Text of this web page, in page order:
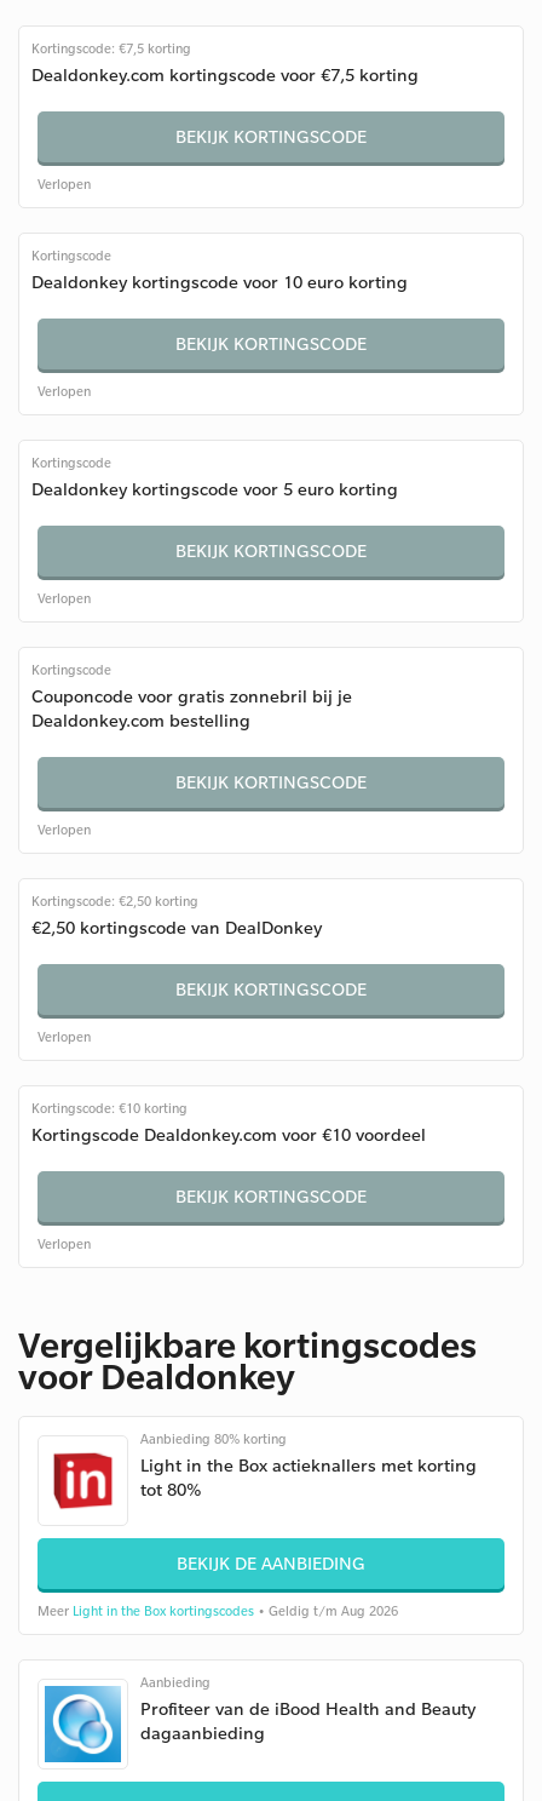
Kortingscode: €7,5 korting
Dealdonkey.com kortingscode voor €7,5 korting
BEKIJK KORTINGSCODE
Verlopen
Kortingscode
Dealdonkey kortingscode voor 10 euro korting
BEKIJK KORTINGSCODE
Verlopen
Kortingscode
Dealdonkey kortingscode voor 5 euro korting
BEKIJK KORTINGSCODE
Verlopen
Kortingscode
Couponcode voor gratis zonnebril bij je
Dealdonkey.com bestelling
BEKIJK KORTINGSCODE
Verlopen
Kortingscode: €2,50 korting
€2,50 kortingscode van DealDonkey
BEKIJK KORTINGSCODE
Verlopen
Kortingscode: €10 korting
Kortingscode Dealdonkey.com voor €10 voordeel
BEKIJK KORTINGSCODE
Verlopen
Vergelijkbare kortingscodes
voor Dealdonkey
Aanbieding 80% korting
Light in the Box actieknallers met korting
tot 80%
BEKIJK DE AANBIEDING
Meer Light in the Box kortingscodes • Geldig t/m Aug 2026
Aanbieding
Profiteer van de iBood Health and Beauty
dagaanbieding